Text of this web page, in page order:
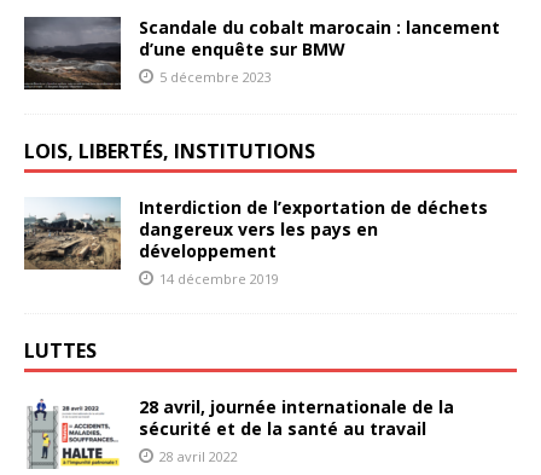
Scandale du cobalt marocain : lancement
d’une enquête sur BMW
5 décembre 2023
LOIS, LIBERTÉS, INSTITUTIONS
Interdiction de l’exportation de déchets
dangereux vers les pays en
développement
14 décembre 2019
LUTTES
28 avril, journée internationale de la
sécurité et de la santé au travail
28 avril 2022